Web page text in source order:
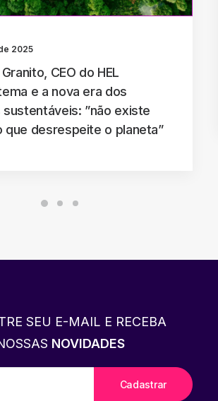
2025
CEO do HEL
e a nova era dos
”não existe
que desrespeite o planeta”
SEU E-MAIL E RECEBA
NOVIDADES